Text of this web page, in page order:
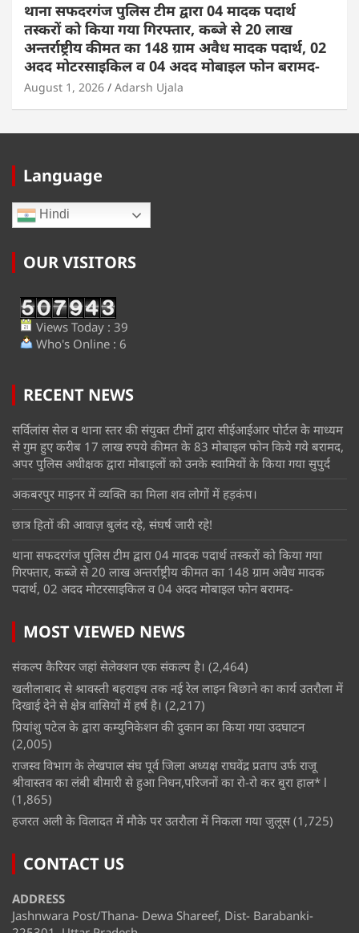
थाना सफदरगंज पुलिस टीम द्वारा 04 मादक पदार्थ
तस्करों को किया गया गिरफ्तार, कब्जे से 20 लाख
अन्तर्राष्ट्रीय कीमत का 148 ग्राम अवैध मादक पदार्थ, 02
अदद मोटरसाइकिल व 04 अदद मोबाइल फोन बरामद-
August 1, 2026 Adarsh Ujala
Language
Hindi
OUR VISITORS
Views Today : 39
Who's Online : 6
RECENT NEWS
सर्विलांस सेल व थाना स्तर की संयुक्त टीमों द्वारा सीईआईआर पोर्टल के माध्यम
से गुम हुए करीब 17 लाख रुपये कीमत के 83 मोबाइल फोन किये गये बरामद,
अपर पुलिस अधीक्षक द्वारा मोबाइलों को उनके स्वामियों के किया गया सुपुर्द
अकबरपुर माइनर में व्यक्ति का मिला शव लोगों में हड़कंप।
छात्र हितों की आवाज़ बुलंद रहे, संघर्ष जारी रहे!
थाना सफदरगंज पुलिस टीम द्वारा 04 मादक पदार्थ तस्करों को किया गया
गिरफ्तार, कब्जे से 20 लाख अन्तर्राष्ट्रीय कीमत का 148 ग्राम अवैध मादक
पदार्थ, 02 अदद मोटरसाइकिल व 04 अदद मोबाइल फोन बरामद-
MOST VIEWED NEWS
संकल्प कैरियर जहां सेलेक्शन एक संकल्प है। (2,464)
खलीलाबाद से श्रावस्ती बहराइच तक नई रेल लाइन बिछाने का कार्य उतरौला में
दिखाई देने से क्षेत्र वासियों में हर्ष है। (2,217)
प्रियांशु पटेल के द्वारा कम्युनिकेशन की दुकान का किया गया उदघाटन
(2,005)
राजस्व विभाग के लेखपाल संघ पूर्व जिला अध्यक्ष राघवेंद्र प्रताप उर्फ राजू
श्रीवास्तव का लंबी बीमारी से हुआ निधन,परिजनों का रो-रो कर बुरा हाल* l
(1,865)
हजरत अली के विलादत में मौके पर उतरौला में निकला गया जुलूस (1,725)
CONTACT US
ADDRESS
Jashnwara Post/Thana- Dewa Shareef, Dist- Barabanki-